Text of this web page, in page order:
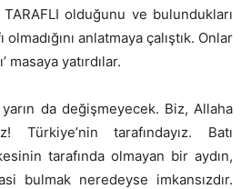
olduğunu ve bulundukları
olmadığını anlatmaya çalıştık. Onlar
masaya yatırdılar.
yarın da değişmeyecek. Biz, Allaha
Türkiye’nin tarafındayız. Batı
tarafında olmayan bir aydın,
bulmak neredeyse imkansızdır.